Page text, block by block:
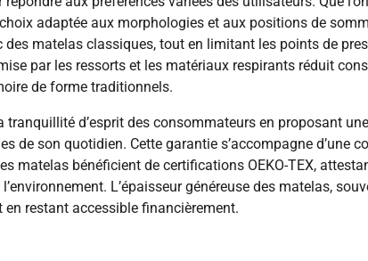
adaptée aux morphologies et aux positions de
matelas classiques, tout en limitant les points de
par les ressorts et les matériaux respirants réduit
de forme traditionnels.
d’esprit des consommateurs en proposant
de son quotidien. Cette garantie s’accompagne d’une
matelas bénéficient de certifications OEKO-TEX,
L’épaisseur généreuse des matelas,
restant accessible financièrement.